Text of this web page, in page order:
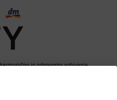
in odgovorno sobivanje.